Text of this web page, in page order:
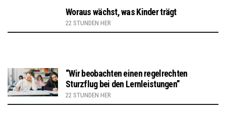
Woraus wächst, was Kinder trägt
22 STUNDEN HER
“Wir beobachten einen regelrechten
Sturzflug bei den Lernleistungen”
22 STUNDEN HER